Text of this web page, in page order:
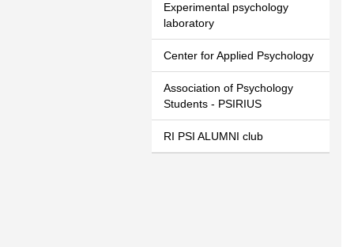
Experimental psychology
laboratory
Center for Applied Psychology
Association of Psychology
Students - PSIRIUS
RI PSI ALUMNI club